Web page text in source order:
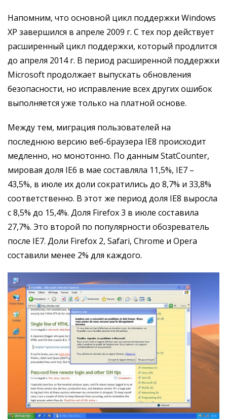
Напомним, что основной цикл поддержки Windows
XP завершился в апреле 2009 г. С тех пор действует
расширенный цикл поддержки, который продлится
до апреля 2014 г. В период расширенной поддержки
Microsoft продолжает выпускать обновления
безопасности, но исправление всех других ошибок
выполняется уже только на платной основе.
Между тем, миграция пользователей на
последнюю версию веб-браузера IE8 происходит
медленно, но монотонно. По данным StatCounter,
мировая доля IE6 в мае составляла 11,5%, IE7 –
43,5%, в июле их доли сократились до 8,7% и 33,8%
соответственно. В этот же период доля IE8 выросла
с 8,5% до 15,4%. Доля Firefox 3 в июле составила
27,7%. Это второй по популярности обозреватель
после IE7. Доли Firefox 2, Safari, Chrome и Opera
составили менее 2% для каждого.